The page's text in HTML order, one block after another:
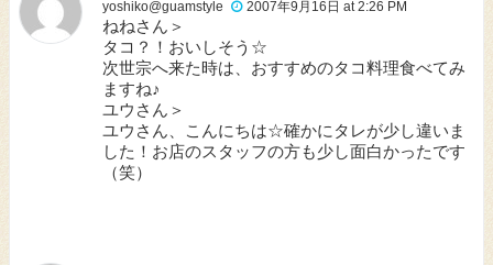
yoshiko@guamstyle 2007年9月16日 at 2:26 PM
ねねさん＞
タコ？！おいしそう☆
次世宗へ来た時は、おすすめのタコ料理食べてみ
ますね♪
ユウさん＞
ユウさん、こんにちは☆確かにタレが少し違いま
した！お店のスタッフの方も少し面白かったです
（笑）